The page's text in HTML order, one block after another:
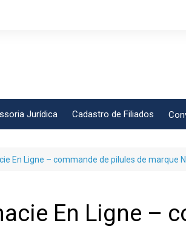
Jurídica Cadastro de Filiados
En Ligne – commande de pilules de marque
En Ligne –